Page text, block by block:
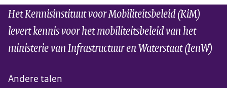
Het Kennisinstituut voor Mobiliteitsbeleid (KiM)
levert kennis voor het mobiliteitsbeleid van het
ministerie van Infrastructuur en Waterstaat (IenW)
Andere talen